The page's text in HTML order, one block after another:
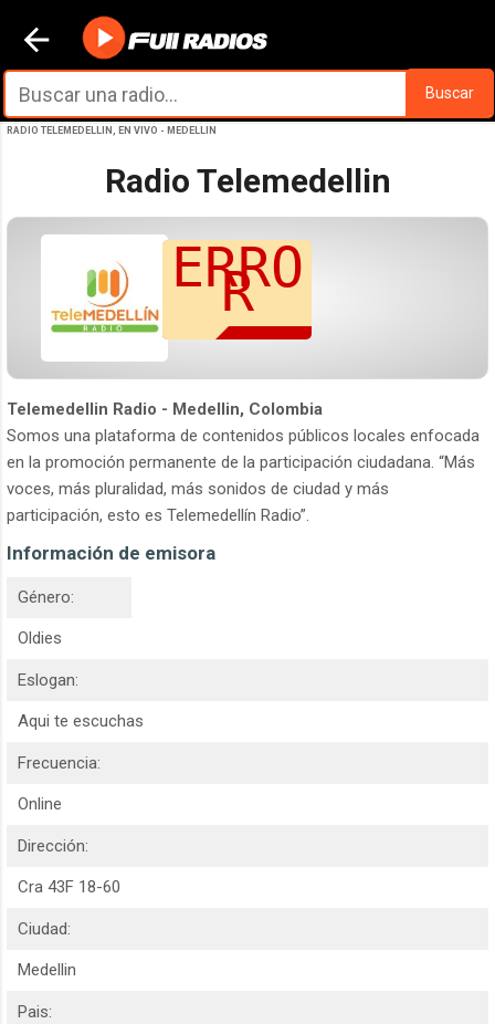
Ir al contenido principal
Buscar
RADIO TELEMEDELLIN, EN VIVO - MEDELLIN
Radio Telemedellin
Telemedellin Radio - Medellin, Colombia
Somos una plataforma de contenidos públicos locales enfocada
en la promoción permanente de la participación ciudadana. “Más
voces, más pluralidad, más sonidos de ciudad y más
participación, esto es Telemedellín Radio”.
Información de emisora
Género:
Oldies
Eslogan:
Aqui te escuchas
Frecuencia:
Online
Dirección:
Cra 43F 18-60
Ciudad:
Medellin
Pais: